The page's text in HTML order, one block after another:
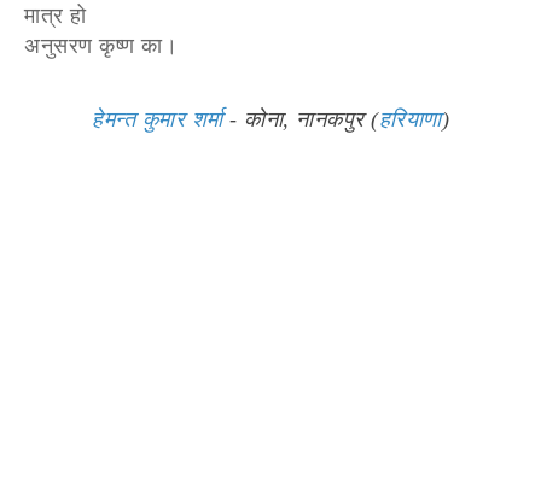
मात्र हो
अनुसरण कृष्ण का।
हेमन्त कुमार शर्मा- कोना, नानकपुर (हरियाणा)